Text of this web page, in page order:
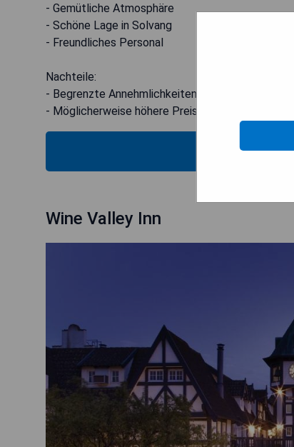
- Gemütliche Atmosphäre
- Schöne Lage in Solvang
- Freundliches Personal
Nachteile:
- Begrenzte Annehmlichkeiten
- Möglicherweise höhere Preise in der Hochsaison
Wine Valley Inn